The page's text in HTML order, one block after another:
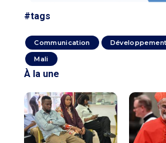
#tags
Communication Développement
Mali
À la une